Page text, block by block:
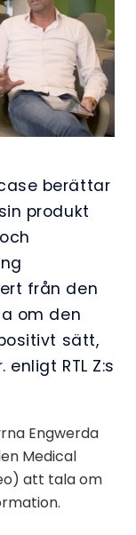
berättar
produkt
från den
om den
sätt,
RTL Z:s
Engwerda
Medical
att tala om